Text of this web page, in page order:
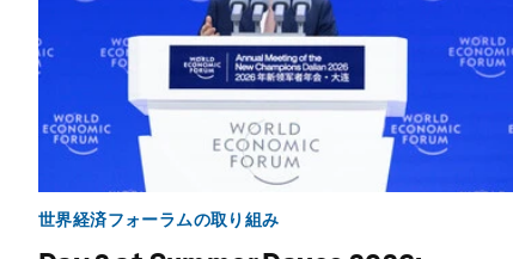
世界経済フォーラムの取り組み